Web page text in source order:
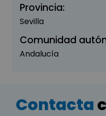
Provincia:
Sevilla
Comunidad
Andalucía
Contacta